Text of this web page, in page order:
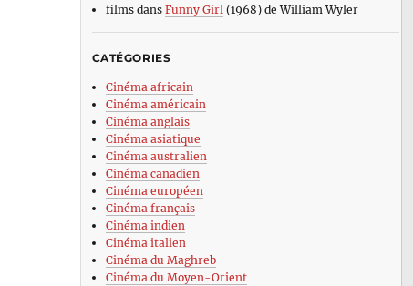
filmsdans Funny Girl (1968) de William Wyler
CATÉGORIES
Cinéma africain
Cinéma américain
Cinéma anglais
Cinéma asiatique
Cinéma australien
Cinéma canadien
Cinéma européen
Cinéma français
Cinéma indien
Cinéma italien
Cinéma du Maghreb
Cinéma du Moyen-Orient